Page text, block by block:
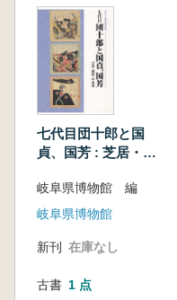
七代目団十郎と国
貞、国芳 : 芝居・錦
岐阜県博物館 編
岐阜県博物館
新刊 在庫なし
古書 1 点